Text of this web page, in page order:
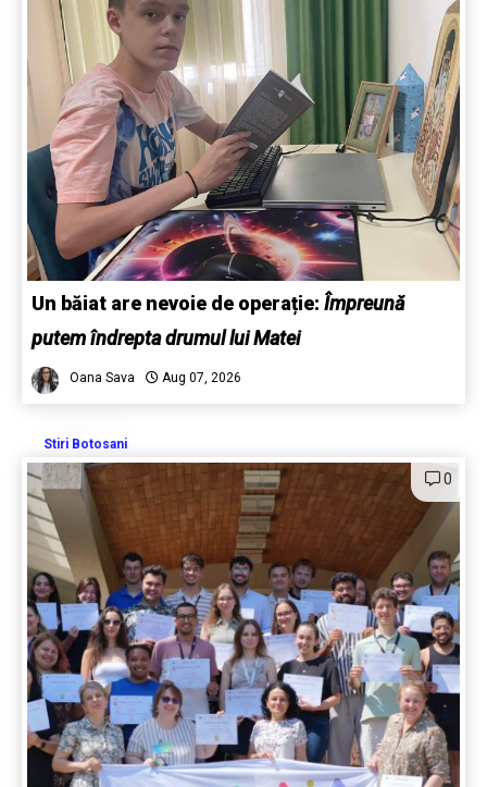
Un băiat are nevoie de operație: Împreună
putem îndrepta drumul lui Matei
Oana Sava Aug 07, 2026
Stiri Botosani
0